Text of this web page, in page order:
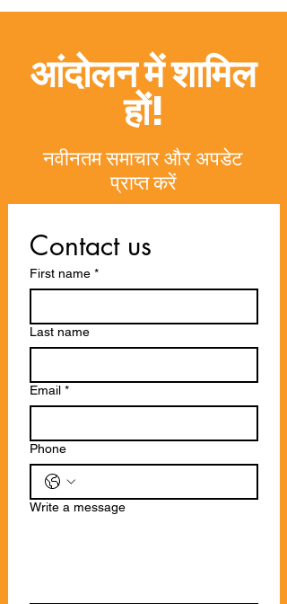
आंदोलन में शामिल
हों!
नवीनतम समाचार और अपडेट
प्राप्त करें
Contact us
First name *
Last name
Email *
Phone
Write a message